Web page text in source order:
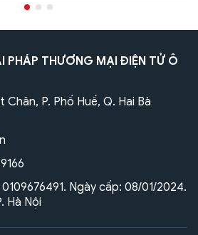
PHÁP THƯƠNG MẠI ĐIỆN TỬ Ô
P. Phố Huế, Q. Hai Bà
Ngày cấp: 08/01/2024.
Hà Nội